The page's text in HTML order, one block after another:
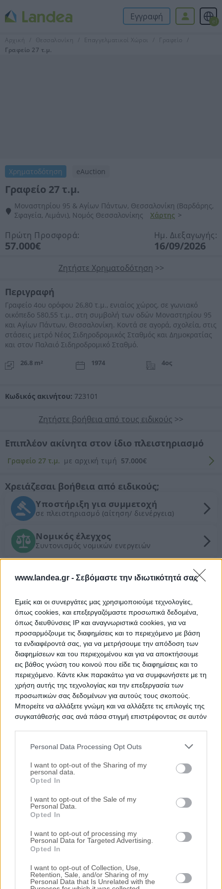
www.landea.gr - Σεβόμαστε την ιδιωτικότητά σας
Εμείς και οι συνεργάτες μας χρησιμοποιούμε τεχνολογίες,
όπως cookies, και επεξεργαζόμαστε προσωπικά δεδομένα,
όπως διευθύνσεις IP και αναγνωριστικά cookies, για να
προσαρμόζουμε τις διαφημίσεις και το περιεχόμενο με βάση
τα ενδιαφέροντά σας, για να μετρήσουμε την απόδοση των
διαφημίσεων και του περιεχομένου και για να αποκτήσουμε
εις βάθος γνώση του κοινού που είδε τις διαφημίσεις και το
περιεχόμενο. Κάντε κλικ παρακάτω για να συμφωνήσετε με τη
χρήση αυτής της τεχνολογίας και την επεξεργασία των
προσωπικών σας δεδομένων για αυτούς τους σκοπούς.
Μπορείτε να αλλάξετε γνώμη και να αλλάξετε τις επιλογές της
συγκατάθεσής σας ανά πάσα στιγμή επιστρέφοντας σε αυτόν
services and may gather and store information including but
not limited to your visit or usage behaviour. You may click to
grant or deny consent to Google and its third-party tags to
use your data for below specified purposes in below Google
consent section.
Personal Data Processing Opt Outs
I want to opt-out of the Sharing of my
personal data.
Opted In
I want to opt-out of the Sale of my
Personal Data.
Opted In
I want to opt-out of processing my
Personal Data for Targeted Advertising.
Opted In
I want to opt-out of Collection, Use,
Retention, Sale, and/or Sharing of my
Personal Data that Is Unrelated with the
Εγγραφή el
Αρχική Θεσσαλονίκη Επαγγελματικοί Χώροι
Γραφείο
Γραφείο 27 τ.μ.
Χρηματοδότηση eAuction
Γραφείο 27 τ.μ.
Μοναστηρίου 95 & Αγίων Πάντων, Θεσσαλονίκη (Βαρδάρης,
Σφαγεία, Λιμάνι), Νομός Θεσσαλονίκης
Χάρτης >
Πρώτη Προσφορά:
57.000€
Ημ. Διεξαγωγής:
16/09/2026
Ζητήστε Χρηματοδότηση >>
Περιγραφή
Γραφείο 4ου ορόφου 26,80 τ.μ., ενιαίος χώρος, σε γωνιακό
οικόπεδο 580,55 τ.μ., στη συμβολή των οδών Μοναστηρίου 95
και Αγίων Πάντων, Θεσσαλονίκη. Κοντά σε αγορά, σχολεία, στις
στάσεις μετρό Νέος Σιδηροδρομικός Σταθμός και Δημοκρατίας
και στον Παλαιό Σιδηροδρομικό Σταθμό.
26.8 m² 1974 4ος
Κωδικός ακινήτου: 723101
Ζητήστε βοήθεια από τους ειδικούς >>
Επιπλέον ακίνητα στον ίδιο πλειστηριασμό
Γραφείο 27 τ.μ. με αρχική τιμή 57.000€
Χρειάζεσαι βοήθεια από ειδικούς;
Υποστήριξη για συμμετοχή
σε πλειστηριασμό (αίτηση/ διενέργεια)
Νομικός έλεγχος
Συντονισμός νομικών ενεργειών
εμπορικής αξίας ακινήτου
Θέλεις Τραπεζική Χρηματοδότηση;
Ζητήστε χρηματοδότηση για την απόκτηση του
συγκεκριμένου ακινήτου
Προτεινόμενα Ακίνητα
Γραφείο 27 τ.μ.
Νομός Θεσσαλονίκης
Πρώτη Προσφορά: 57.000€